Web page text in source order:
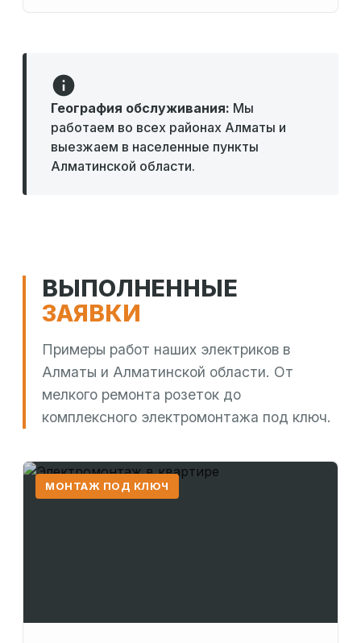
География обслуживания: Мы
работаем во всех районах Алматы и
выезжаем в населенные пункты
Алматинской области.
ВЫПОЛНЕННЫЕ
ЗАЯВКИ
Примеры работ наших электриков в
Алматы и Алматинской области. От
мелкого ремонта розеток до
комплексного электромонтажа под ключ.
МОНТАЖ ПОД КЛЮЧ